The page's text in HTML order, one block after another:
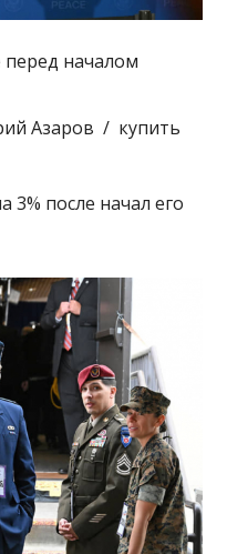
началом
Азаров / купить